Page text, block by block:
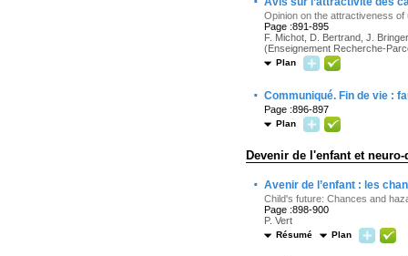
Opinion on the attractiveness
Page :891-895
F. Michot, D. Bertrand, J.
(Enseignement Recherche-
Plan
· Communiqué. Fin de vie :
Page :896-897
Plan
Devenir de l'enfant et
· Avenir de l’enfant : les
Child's future: Chances and
Page :898-900
P. Vert
Résumé Plan